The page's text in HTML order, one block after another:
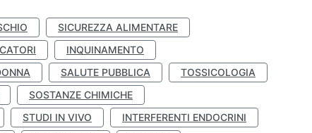
SICUREZZA ALIMENTARE
INQUINAMENTO
SALUTE PUBBLICA
TOSSICOLOGIA
SOSTANZE CHIMICHE
STUDI IN VIVO
INTERFERENTI ENDOCRINI